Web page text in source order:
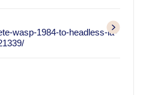
wasp-1984-to-headless-la-